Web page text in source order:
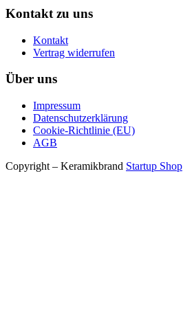
Kontakt zu uns
Kontakt
Vertrag widerrufen
Über uns
Impressum
Datenschutzerklärung
Cookie-Richtlinie (EU)
AGB
Copyright – Keramikbrand Startup Shop